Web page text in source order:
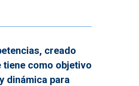
creado
tiene como objetivo
dinámica para